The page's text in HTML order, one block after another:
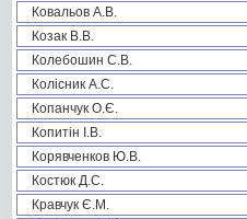
Ковальов А.В.
Козак В.В.
Колебошин С.В.
Колісник А.С.
Копанчук О.Є.
Копитін І.В.
Корявченков Ю.В.
Костюк Д.С.
Кравчук Є.М.